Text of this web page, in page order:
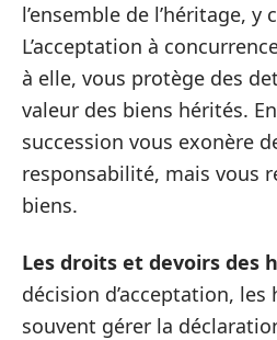
l’ensemble de l’héritage,
L’acceptation à
à elle, vous protège des
valeur des biens hérités.
succession vous exonère
responsabilité, mais vous
biens.
Les droits et devoirs des
décision d’acceptation,
souvent gérer la